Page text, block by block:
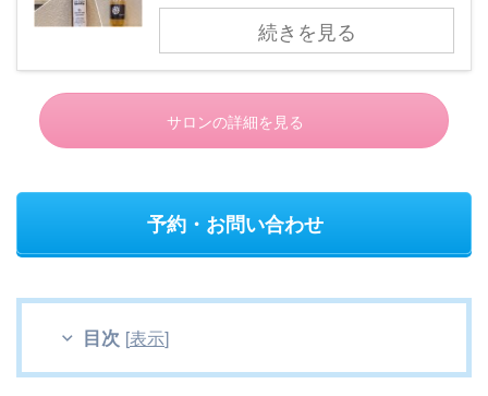
続きを見る
サロンの詳細を見る
予約・お問い合わせ
目次 [表示]